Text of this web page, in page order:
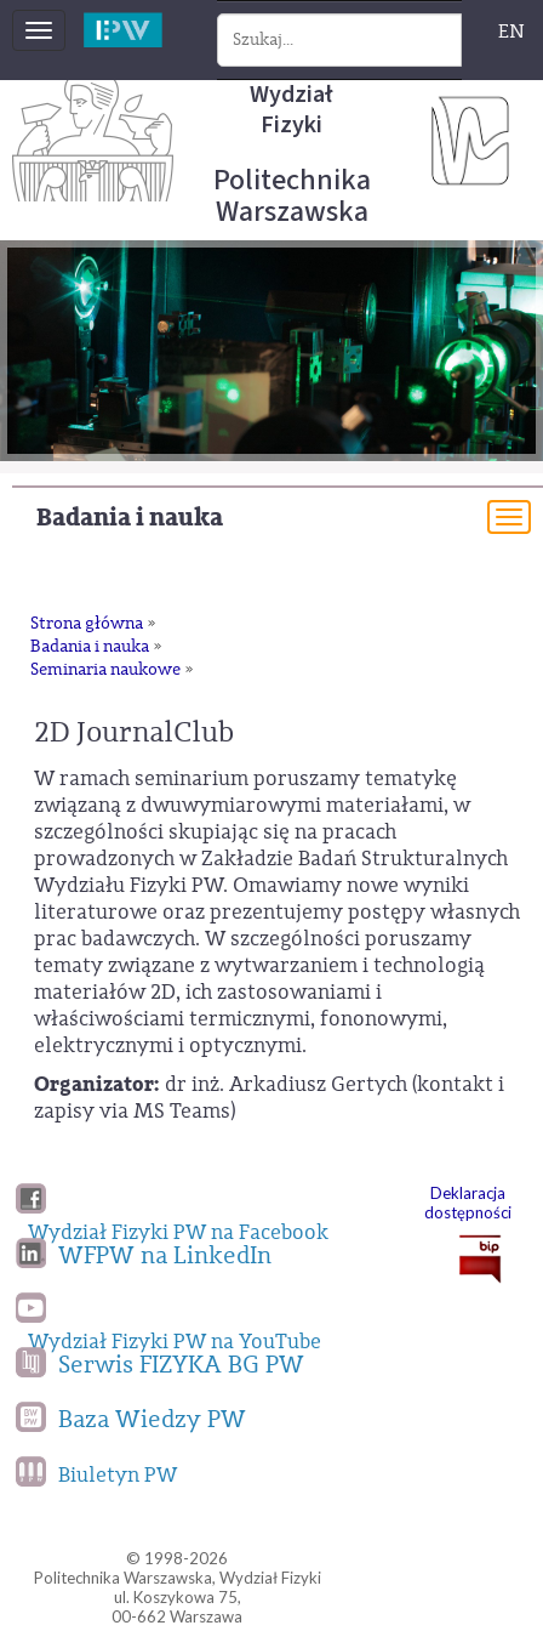
Toggle
EN
Wydział
Fizyki
Politechnika
Warszawska
Badania i nauka
Strona główna »
Badania i nauka »
Seminaria naukowe »
2D JournalClub
W ramach seminarium poruszamy tematykę
związaną z dwuwymiarowymi materiałami, w
szczególności skupiając się na pracach
prowadzonych w Zakładzie Badań Strukturalnych
Wydziału Fizyki PW. Omawiamy nowe wyniki
literaturowe oraz prezentujemy postępy własnych
prac badawczych. W szczególności poruszamy
tematy związane z wytwarzaniem i technologią
materiałów 2D, ich zastosowaniami i
właściwościami termicznymi, fononowymi,
elektrycznymi i optycznymi.
Organizator: dr inż. Arkadiusz Gertych (kontakt i
zapisy via MS Teams)
Wydział Fizyki PW na Facebook
WFPW na LinkedIn
Wydział Fizyki PW na YouTube
Serwis FIZYKA BG PW
Baza Wiedzy PW
Biuletyn PW
© 1998-2026
Politechnika Warszawska, Wydział Fizyki
ul. Koszykowa 75,
00-662 Warszawa
Deklaracja
dostępności